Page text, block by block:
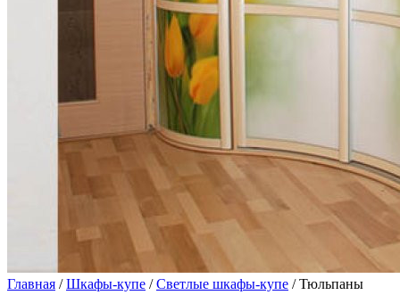
Главная /Шкафы-купе /Светлые шкафы-купе / Тюльпаны